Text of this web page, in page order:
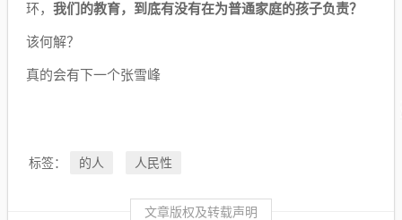
环， 我们的教育，到底有没有在为普通家庭的孩子负责？
该何解？
真的会有下一个张雪峰
标签： 的人 人民性
文章版权及转载声明